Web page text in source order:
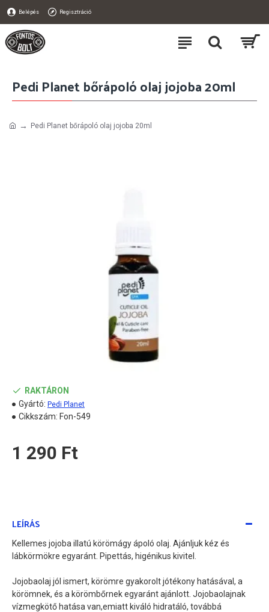
Belépés Regisztráció
Pedi Planet bőrápoló olaj jojoba 20ml
Pedi Planet bőrápoló olaj jojoba 20ml
RAKTÁRON
Gyártó: Pedi Planet
Cikkszám: Fon-549
1 290 Ft
LEÍRÁS
Kellemes jojoba illatú körömágy ápoló olaj. Ajánljuk kéz és
lábkörmökre egyaránt. Pipettás, higénikus kivitel.
Jojobaolaj jól ismert, körömre gyakorolt jótékony hatásával, a
körömnek, és a körömbőrnek egyaránt ajánlott. Jojobaolajnak
vízmegkötő hatása van,emiatt kiváló hidratáló, továbbá